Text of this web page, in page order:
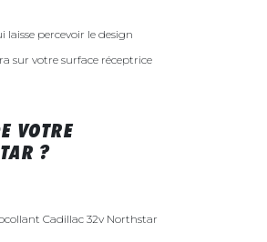
percevoir le design
sur votre surface réceptrice
VOTRE
?
Cadillac 32v Northstar